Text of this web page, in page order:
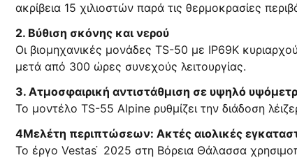
ακρίβεια 15 χιλιοστών παρά τις θερμοκρασίες
2. Βύθιση σκόνης και νερού
Οι βιομηχανικές μονάδες TS-50 με IP69K
μετά από 300 ώρες συνεχούς λειτουργίας.
3. Ατμοσφαιρική αντιστάθμιση σε υψηλό
Το μοντέλο TS-55 Alpine ρυθμίζει την διάδοση
4Μελέτη περιπτώσεων: Ακτές αιολικές
Το έργο Vestas ̇ 2025 στη Βόρεια Θάλασσα